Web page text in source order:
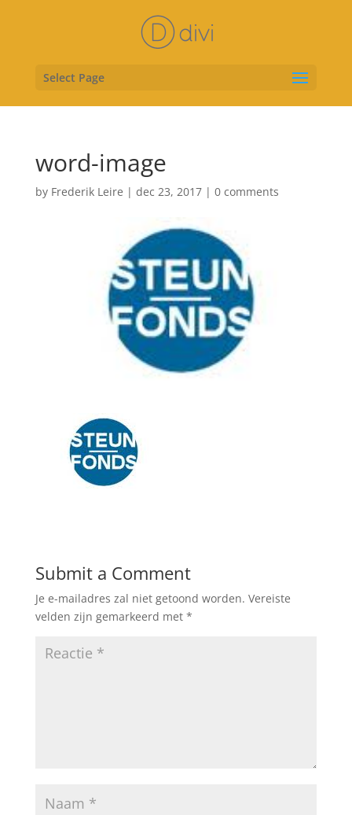
Select Page
word-image
by Frederik Leire | dec 23, 2017| 0 comments
Submit a Comment
Je e-mailadres zal niet getoond worden. Vereiste
velden zijn gemarkeerd met *